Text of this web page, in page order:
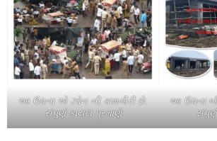
આ ઉધના એ ઝોન ની કામગીરી છે.
સંપુર્ણ કાયદા પ્રમાણે
આ ઉધના બી